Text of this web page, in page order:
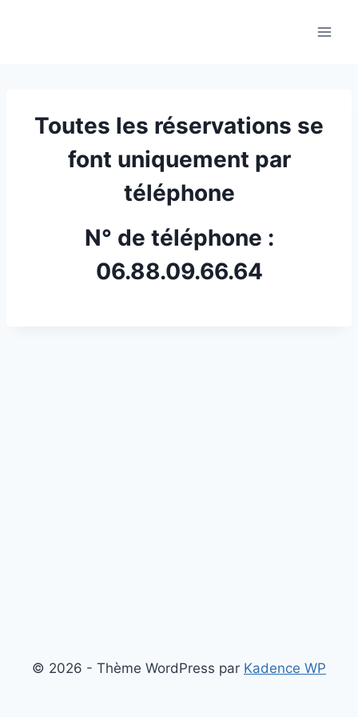
Toutes les réservations se
font uniquement par
téléphone
N° de téléphone :
06.88.09.66.64
© 2026 - Thème WordPress par Kadence WP